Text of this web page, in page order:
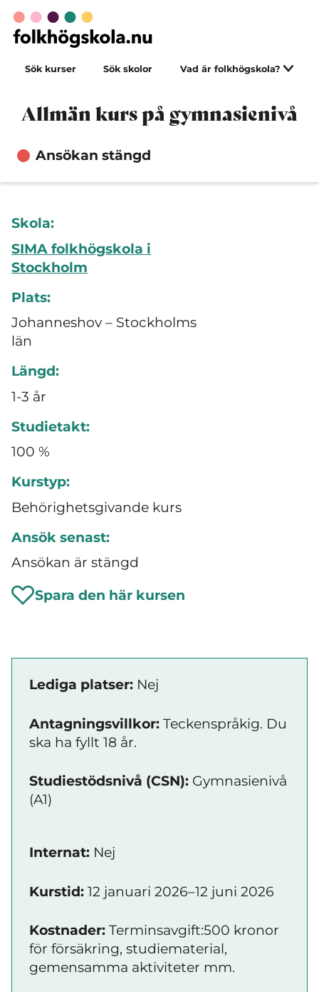
Sök kurser Sök skolor Vad är folkhögskola?
Allmän kurs på gymnasienivå
Ansökan stängd
Skola:
SIMA folkhögskola i
Stockholm
Plats:
Johanneshov – Stockholms
län
Längd:
1-3 år
Studietakt:
100 %
Kurstyp:
Behörighetsgivande kurs
Ansök senast:
Ansökan är stängd
Spara den här kursen
Lediga platser: Nej
Antagningsvillkor: Teckenspråkig. Du
ska ha fyllt 18 år.
Studiestödsnivå (CSN): Gymnasienivå
(A1)
Internat: Nej
Kurstid: 12 januari 2026–12 juni 2026
Kostnader: Terminsavgift:500 kronor
för försäkring, studiematerial,
gemensamma aktiviteter mm.